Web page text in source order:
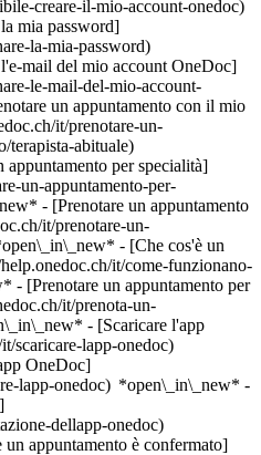
creare-il-mio-account-onedoc)
mia password]
la-mia-password)
mail del mio account OneDoc]
le-mail-del-mio-account-
un appuntamento con il mio
it/prenotare-un-
terapista-abituale)
per specialità]
un-appuntamento-per-
- [Prenotare un appuntamento
it/prenotare-un-
- [Che cos'è un
it/come-funzionano-
[Prenotare un appuntamento per
it/prenota-un-
- [Scaricare l'app
scaricare-lapp-onedoc)
OneDoc]
lapp-onedoc) *open\_in\_new* -
dellapp-onedoc)
- Swiss Neuro & Headache Institute, studio medico a Zurigo](https://assets.onedoc.ch/images/entities/5732e5baba1a22aa230ecaf49114f324be83e95cc38ef18a98744a4531b13b54-small.jpg "SNHI - Swiss Neuro & Headache Institute, studio medico a Zurigo")](https://assets.onedoc.ch/images/entities/5732e5baba1a22aa230ecaf49114f324be83e95cc38ef18a98744a4531b13b54.jpg)[![SNHI - Swiss Neuro & Headache Institute, studio medico a Zurigo](https://assets.onedoc.ch/images/entities/d26f09131758a095bb4f2e44f9413900660c64445c63bf3ff683fe4d989c2709-small.jpg "SNHI - Swiss Neuro & Headache Institute, studio medico a Zurigo")](https://assets.onedoc.ch/images/entities/d26f09131758a095bb4f2e44f9413900660c64445c63bf3ff683fe4d989c2709.jpg)[![SNHI - Swiss Neuro & Headache Institute, studio medico a Zurigo](https://assets.onedoc.ch/images/entities/b866e8d3c80b36bf2b570da13e0123c201bd8d730dab08351d83094b3eb7a87b-small.jpg "SNHI - Swiss Neuro & Headache Institute, studio medico a Zurigo")](https://assets.onedoc.ch/images/entities/b866e8d3c80b36bf2b570da13e0123c201bd8d730dab08351d83094b3eb7a87b.jpg)[![SNHI - Swiss Neuro & Headache Institute, studio medico a Zurigo](https://assets.onedoc.ch/images/entities/e1ec1d0bd5e806b5a1b259f1c7929268b563f65ce58e31075ce1b34c5ab98e63-small.jpg "SNHI - Swiss Neuro & Headache Institute, studio medico a Zurigo")](https://assets.onedoc.ch/images/entities/e1ec1d0bd5e806b5a1b259f1c7929268b563f65ce58e31075ce1b34c5ab98e63.jpg)[![SNHI - Swiss Neuro & Headache Institute, studio medico a Zurigo](https://assets.onedoc.ch/images/entities/5c1d04a13cb91c0d31863d4ab55f90e7dad0b59945348a3234bbb458e9f886ac-small.jpg "SNHI - Swiss Neuro & Headache Institute, studio medico a Zurigo")](https://assets.onedoc.ch/images/entities/5c1d04a13cb91c0d31863d4ab55f90e7dad0b59945348a3234bbb458e9f886ac.jpg)[![SNHI - Swiss Neuro & Headache Institute, studio medico a Zurigo](https://assets.onedoc.ch/images/entities/8ab0ab50cbe7f6edd88a01968fae9dd9db1f70b5b9b941ee822b48261a6e11a6-small.jpg "SNHI - Swiss Neuro & Headache Institute, studio medico a Zurigo")](https://assets.onedoc.ch/images/entities/8ab0ab50cbe7f6edd88a01968fae9dd9db1f70b5b9b941ee822b48261a6e11a6.jpg)[![SNHI - Swiss Neuro & Headache Institute, studio medico a Zurigo](https://assets.onedoc.ch/images/entities/7db3909e382c42e4abc0bb63d9d78d403ae44cbccc128f17c5a4ab3abc4e9ce5-small.jpg "SNHI - Swiss Neuro & Headache Institute, studio medico a Zurigo")](https://assets.onedoc.ch/images/entities/7db3909e382c42e4abc0bb63d9d78d403ae44cbccc128f17c5a4ab3abc4e9ce5.jpg)[![SNHI - Swiss Neuro & Headache Institute, studio medico a Zurigo](https://assets.onedoc.ch/images/entities/3d377b8f361f0657fb9ea97cb3bbb91353923bff2ea1f128198f30522a4a535b-small.jpg "SNHI - Swiss Neuro & Headache Institute, studio medico a Zurigo")](https://assets.onedoc.ch/images/entities/3d377b8f361f0657fb9ea97cb3bbb91353923bff2ea1f128198f30522a4a535b.jpg) ![Icona gruppo di persone che annuncia l’elenco dei professionisti sanitari dello studio](https://www.onedoc.ch/assets/images/icons/team.svg) ### Il team Neurologo (incl. specialista in cefalee) [![Wolfgang Dent, neurologo (incl. specialista in cefalee) a Zurigo](https://assets.onedoc.ch/images/users/abe72ae902582cd609a67ccbd304d91940a5e4a1e9c44826a8fdf36204599270-small.jpg "Wolfgang Dent, neurologo (incl. specialista in cefalee) a Zurigo") \ __Dr. Wolfgang Dent__](https://www.onedoc.ch/it/neurologo-incl-specialista-in-cefalee/zurigo/pccez/dr-wolfgang-dent) ![Icona nuvoletta che annuncia la sezione FAQ](https://www.onedoc.ch/assets/images/icons/faq.svg) ### FAQ *expand\_more* *keyboard\_arrow\_right* ## Qual è l'indirizzo di SNHI - Swiss Neuro & Headache Institute? SNHI - Swiss Neuro & Headache Institute riceve i pazienti in Bürglistrasse 29, 8002 Zurigo. * * * *keyboard\_arrow\_right* ## Quali sono gli orari di apertura di SNHI - Swiss Neuro & Headache Institute? SNHI - Swiss Neuro & Headache Institute è aperto: - Il lunedì chiuso - Il martedì dalle 08:00 alle 18:00 - Il mercoledì dalle 08:00 alle 18:00 - Il giovedì dalle 08:00 alle 16:00 - Il venerdì chiuso - Il sabato chiuso - La domenica chiuso * * * *keyboard\_arrow\_right* ## Qual è il sito web di SNHI - Swiss Neuro & Headache Institute? Puoi visitare il sito web di SNHI - Swiss Neuro & Headache Institute all'indirizzo: [https://www.neurolodge.net/ *open\_in\_new*](https://www.neurolodge.net/) . * * * *keyboard\_arrow\_right* ## Qual è il numero di telefono di SNHI - Swiss Neuro & Headache Institute? Il numero di telefono di SNHI - Swiss Neuro & Headache Institute è [044 283 29 00](tel:+41442832900). * * * *keyboard\_arrow\_right* ## Quali sono le specialità praticate presso SNHI - Swiss Neuro & Headache Institute? SNHI - Swiss Neuro & Headache Institute offre consulenze in [Neurologia](https://www.onedoc.ch/it/neurologo-incl-specialista-in-cefalee/zurigo). * * * *keyboard\_arrow\_right* ## Quali sono le aree di competenza di SNHI - Swiss Neuro & Headache Institute? Le aree di competenza di SNHI - Swiss Neuro & Headache Institute sono: [Disturbi neurologici](https://www.onedoc.ch/it/disturbi-neurologici/zurigo), [Disturbo circolatorio](https://www.onedoc.ch/it/disturbo-circolatorio/zurigo), [Esame neurovisivo](https://www.onedoc.ch/it/esame-neurovisivo/zurigo), [Ictus](https://www.onedoc.ch/it/ictus/zurigo) e [Parkinson](https://www.onedoc.ch/it/parkinson/zurigo). * * * *keyboard\_arrow\_right* ## SNHI - Swiss Neuro & Headache Institute accetta nuovi pazienti? Sì, SNHI - Swiss Neuro & Headache Institute accetta nuovi pazienti. I nuovi pazienti possono prenotare facilmente gli appuntamenti online tramite OneDoc. * * * *keyboard\_arrow\_right* ## Quali sono le lingue parlate presso SNHI - Swiss Neuro & Headache Institute? SNHI - Swiss Neuro & Headache Institute propone delle consultazioni in: Tedesco e Inglese. 1. [OneDoc](https://www.onedoc.ch/it/)/ 2. [Studio medico](https://www.onedoc.ch/it/studio-medico)/ 3. [Cantone Zurigo](https://www.onedoc.ch/it/studio-medico/cantone-zurigo)/ 4. [Zurigo](https://www.onedoc.ch/it/studio-medico/zurigo)/ 5. SNHI - Swiss Neuro & Headache Institute ### Prenota il tuo appuntamento con SNHI - Swiss Neuro & Headache Institute Compila il modulo seguente *check* Specialità Neurologia Neurologia Seleziona una specialità * * * 2 Prima consultazione? Questa è la mia prima consultazione nell'istituto per questa specialità Sono già seguito/a nell'istituto per questa specialità * * * *touch\_app* Scegli una fascia oraria *chevron\_left* gio 06 ago *chevron\_right* Vedi più appuntamenti Fascia oraria Prenota appuntamento ### Scarica l'app OneDoc Prenota un appuntamento online con un medico, dentista o tera